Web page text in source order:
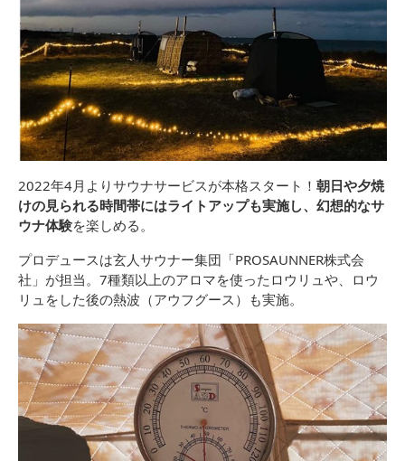
2022年4月よりサウナサービスが本格スタート！ 朝日や夕焼
けの見られる時間帯にはライトアップも実施し、幻想的なサ
ウナ体験を楽しめる。
プロデュースは玄人サウナー集団「PROSAUNNER株式会
社」が担当。7種類以上のアロマを使ったロウリュや、ロウ
リュをした後の熱波（アウフグース）も実施。